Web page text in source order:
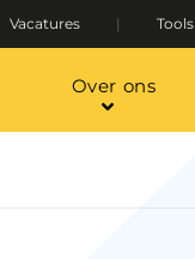
Vacatures Tools
Over ons